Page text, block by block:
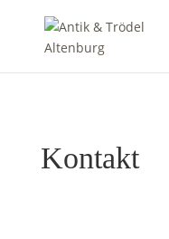
Kontakt